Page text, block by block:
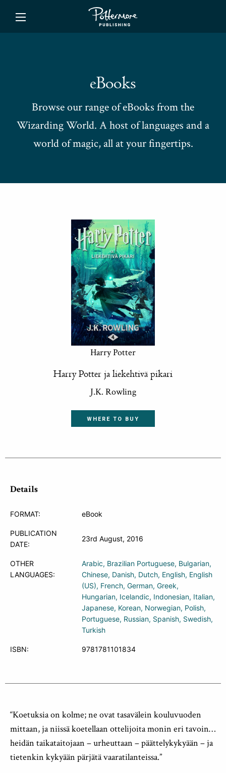
eBooks
Browse our range of eBooks from the
Wizarding World. A host of languages and a
world of magic, all at your fingertips.
Harry Potter
Harry Potter ja liekehtivä pikari
J.K. Rowling
WHERE TO BUY
Details
FORMAT: eBook
PUBLICATION
DATE:
23rd August, 2016
OTHER
LANGUAGES:
Arabic Brazilian Portuguese Bulgarian
Chinese Danish Dutch English English
(US) French German Greek
Hungarian Icelandic Indonesian Italian
Japanese Korean Norwegian Polish
Portuguese Russian Spanish Swedish
Turkish
ISBN: 9781781101834
“Koetuksia on kolme; ne ovat tasavälein kouluvuoden
mittaan, ja niissä koetellaan ottelijoita monin eri tavoin…
heidän taikataitojaan – urheuttaan – päättelykykyään – ja
tietenkin kykyään pärjätä vaaratilanteissa.”